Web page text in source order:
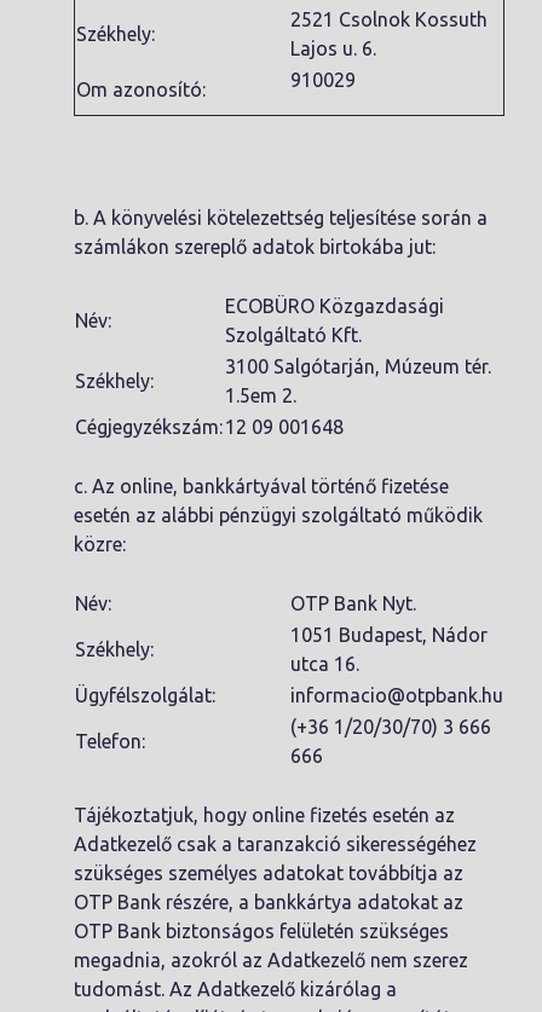
Székhely:
2521 Csolnok Kossuth
Lajos u. 6.
Om azonosító:
910029
b. A könyvelési kötelezettség teljesítése során a
számlákon szereplő adatok birtokába jut:
Név:
ECOBÜRO Közgazdasági
Szolgáltató Kft.
Székhely:
3100 Salgótarján, Múzeum tér.
1.5em 2.
Cégjegyzékszám:12 09 001648
c. Az online, bankkártyával történő fizetése
esetén az alábbi pénzügyi szolgáltató működik
közre:
Név: OTP Bank Nyt.
Székhely:
1051 Budapest, Nádor
utca 16.
Ügyfélszolgálat:
informacio@otpbank.hu
Telefon:
(+36 1/20/30/70) 3 666
666
Tájékoztatjuk, hogy online fizetés esetén az
Adatkezelő csak a taranzakció sikerességéhez
szükséges személyes adatokat továbbítja az
OTP Bank részére, a bankkártya adatokat az
OTP Bank biztonságos felületén szükséges
megadnia, azokról az Adatkezelő nem szerez
tudomást. Az Adatkezelő kizárólag a